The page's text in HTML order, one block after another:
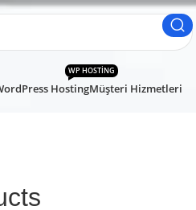
Hosting
WP HOSTING
Müşteri Hizmetleri